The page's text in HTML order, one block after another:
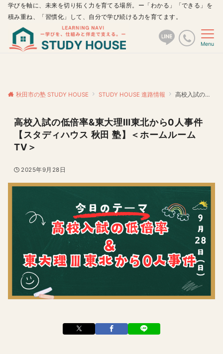
学びを軸に、未来を切り拓く力を育てる場所。ー「わかる」「できる」を
積み重ね、「習慣化」して、自分で学び続ける力を育てます。
Menu
秋田市の塾 STUDY HOUSE STUDY HOUSE 進路情報 高校入試の低倍率&東大理Ⅲ東北から0人事件【スタディハウス 秋田 塾】＜ホームルームTV＞
高校入試の低倍率&東大理Ⅲ東北から0人事件
【スタディハウス 秋田 塾】＜ホームルーム
TV＞
2025年9月28日